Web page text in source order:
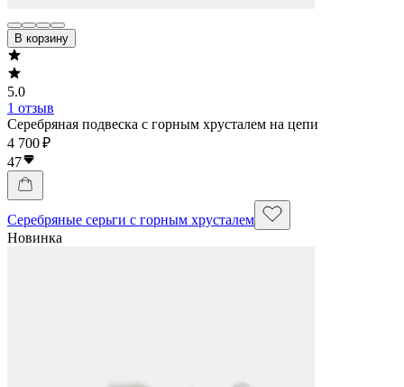
В корзину
5.0
1 отзыв
Серебряная подвеска с горным хрусталем на цепи
4 700 ₽
47
Серебряные серьги с горным хрусталем
Новинка